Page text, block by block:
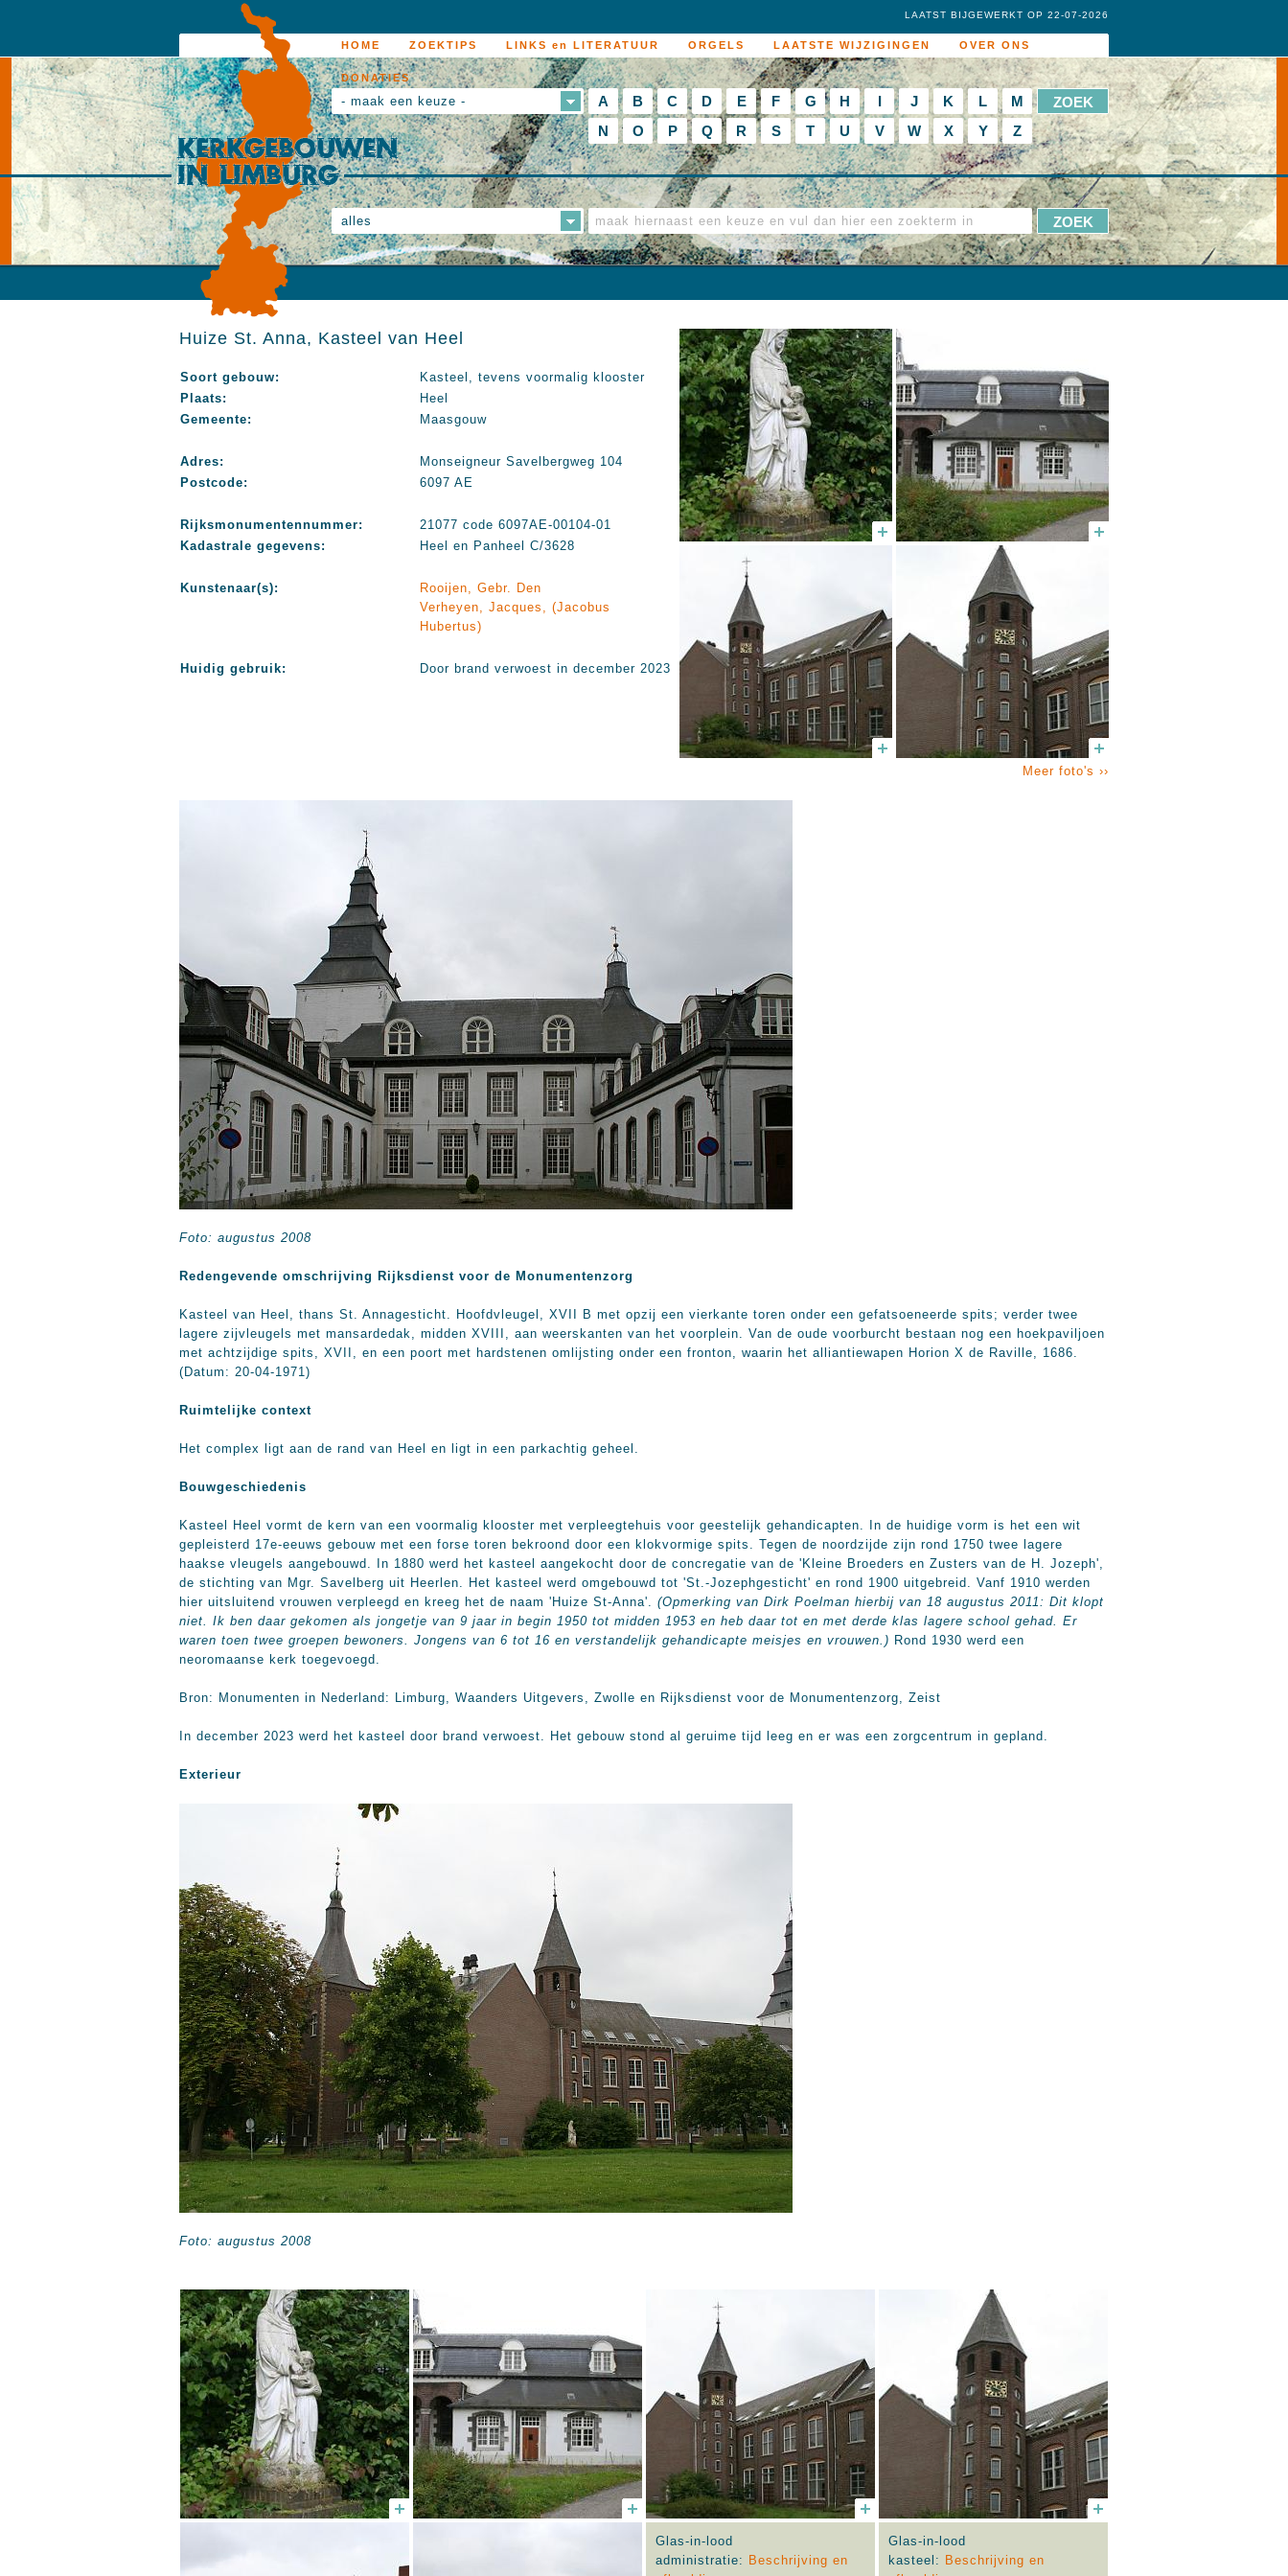
HOME ZOEKTIPS LINKS en LITERATUUR ORGELS LAATSTE WIJZIGINGEN OVER ONS
DONATIES
LAATST BIJGEWERKT OP 22-07-2026
- maak een keuze - A B C D E F G H I J K L
M
N
O P Q R S T U V W X Y Z
alles
Huize St. Anna, Kasteel van Heel
Soort gebouw:
Kasteel, tevens voormalig klooster
Plaats:
Heel
Gemeente:
Maasgouw
Adres:
Monseigneur Savelbergweg 104
Postcode:
6097 AE
Rijksmonumentennummer:
21077 code 6097AE-00104-01
Kadastrale gegevens:
Heel en Panheel C/3628
Kunstenaar(s):
Rooijen, Gebr. Den
Verheyen, Jacques, (Jacobus
Hubertus)
Huidig gebruik: Door brand verwoest in december 2023
Meer foto's ››
Foto: augustus 2008
Redengevende omschrijving Rijksdienst voor de Monumentenzorg
Kasteel van Heel, thans St. Annagesticht. Hoofdvleugel, XVII B met opzij een vierkante toren onder een gefatsoeneerde spits; verder twee
lagere zijvleugels met mansardedak, midden XVIII, aan weerskanten van het voorplein. Van de oude voorburcht bestaan nog een hoekpaviljoen
met achtzijdige spits, XVII, en een poort met hardstenen omlijsting onder een fronton, waarin het alliantiewapen Horion X de Raville, 1686.
(Datum: 20-04-1971)
Ruimtelijke context
Het complex ligt aan de rand van Heel en ligt in een parkachtig geheel.
Bouwgeschiedenis
Kasteel Heel vormt de kern van een voormalig klooster met verpleegtehuis voor geestelijk gehandicapten. In de huidige vorm is het een wit
gepleisterd 17e-eeuws gebouw met een forse toren bekroond door een klokvormige spits. Tegen de noordzijde zijn rond 1750 twee lagere
haakse vleugels aangebouwd. In 1880 werd het kasteel aangekocht door de concregatie van de 'Kleine Broeders en Zusters van de H. Jozeph',
de stichting van Mgr. Savelberg uit Heerlen. Het kasteel werd omgebouwd tot 'St.-Jozephgesticht' en rond 1900 uitgebreid. Vanf 1910 werden
hier uitsluitend vrouwen verpleegd en kreeg het de naam 'Huize St-Anna'. (Opmerking van Dirk Poelman hierbij van 18 augustus 2011: Dit klopt
niet. Ik ben daar gekomen als jongetje van 9 jaar in begin 1950 tot midden 1953 en heb daar tot en met derde klas lagere school gehad. Er
waren toen twee groepen bewoners. Jongens van 6 tot 16 en verstandelijk gehandicapte meisjes en vrouwen.) Rond 1930 werd een
neoromaanse kerk toegevoegd.
Bron: Monumenten in Nederland: Limburg, Waanders Uitgevers, Zwolle en Rijksdienst voor de Monumentenzorg, Zeist
In december 2023 werd het kasteel door brand verwoest. Het gebouw stond al geruime tijd leeg en er was een zorgcentrum in gepland.
Exterieur
Foto: augustus 2008
Glas-in-lood
administratie: Beschrijving en
Glas-in-lood
kasteel: Beschrijving en